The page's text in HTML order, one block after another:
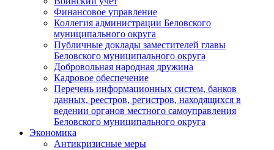
Финансовое управление
Коллегия администрации Беловского
муниципального округа
Публичные доклады заместителей главы
Беловского муниципального округа
Добровольная народная дружина
Кадровое обеспечение
Перечень информационных систем, банков
данных, реестров, регистров, находящихся в
ведении органов местного самоуправления
Беловского муниципального округа
Экономика
Антикризисные меры